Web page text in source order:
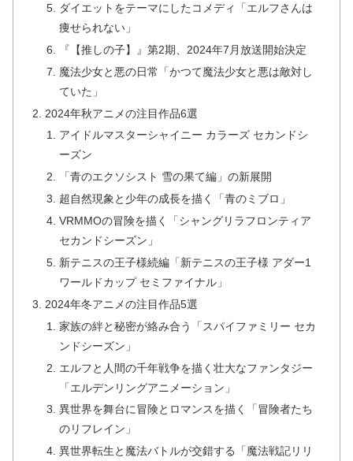
ダイエットをテーマにしたコメディ「エルフさんは
痩せられない」
『【推しの子】』第2期、2024年7月放送開始決定
魔法少女と悪の日常「かつて魔法少女と悪は敵対し
ていた」
2024年秋アニメの注目作品6選
アイドルマスターシャイニー カラーズ セカンドシ
ーズン
「青のエクソシスト 雪の果て編」の新展開
超自然現象と少年の成長を描く「青のミブロ」
VRMMOの冒険を描く「シャングリラフロンティア
セカンドシーズン」
新テニスの王子様続編「新テニスの王子様 アダー1
ワールドカップ セミファイナル」
2024年冬アニメの注目作品5選
家族の絆と秘密が絡み合う「スパイファミリー セカ
ンドシーズン」
エルフと人間の千年戦争を描く壮大なファンタジー
「エルデンリングアニメーション」
異世界を舞台に冒険とロマンスを描く「冒険者たち
のリフレイン」
異世界転生と魔法バトルが交錯する「魔法戦記リリ